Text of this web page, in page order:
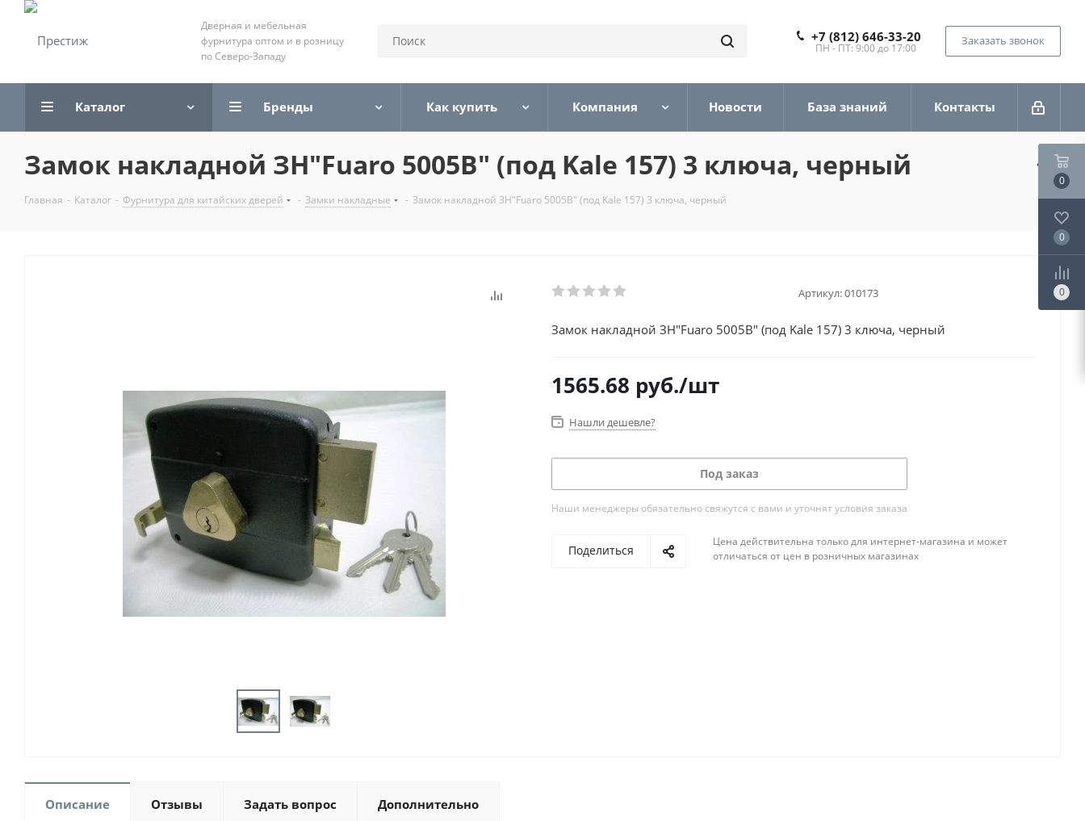
Дверная и мебельная
фурнитура оптом и в розницу
по Северо-Западу
+7 (812) 646-33-20
ПН - ПТ: 9:00 до 17:00
Заказать звонок
Каталог Бренды Как купить Компания Новости База знаний Контакты
Замок накладной ЗН"Fuaro 5005B" (под Kale 157) 3 ключа, черный
Главная - Каталог - Фурнитура для китайских дверей - Замки накладные - Замок накладной ЗН"Fuaro 5005B" (под Kale 157) 3 ключа, черный
Артикул:010173
Замок накладной ЗН"Fuaro 5005B" (под Kale 157) 3 ключа, черный
1565.68 руб./шт
Нашли дешевле?
Под заказ
Наши менеджеры обязательно свяжутся с вами и уточнят условия заказа
Поделиться
Цена действительна только для интернет-магазина и может
отличаться от цен в розничных магазинах
Описание Отзывы Задать вопрос Дополнительно
0
0
0